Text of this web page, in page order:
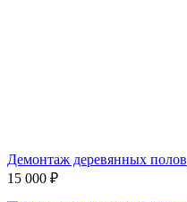
Демонтаж деревянных полов
15 000 ₽